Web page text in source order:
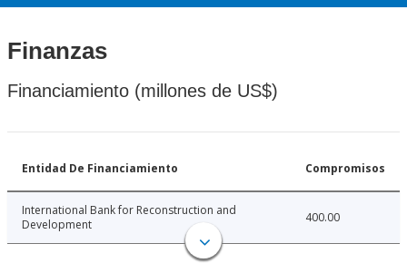
Finanzas
Financiamiento (millones de US$)
Entidad De Financiamiento Compromisos
International Bank for Reconstruction and
Development
400.00